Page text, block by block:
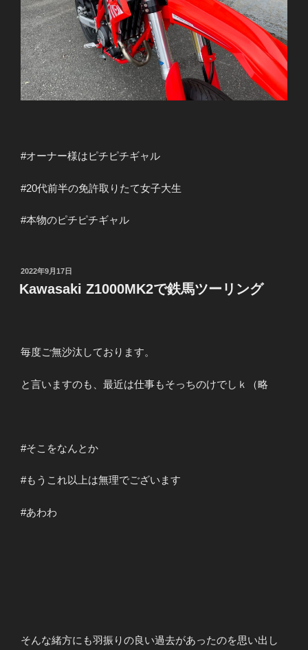
#オーナー様はピチピチギャル
#20代前半の免許取りたて女子大生
#本物のピチピチギャル
投
稿
日:
2022年9月17日
Kawasaki Z1000MK2で鉄馬ツーリング
毎度ご無沙汰しております。
と言いますのも、最近は仕事もそっちのけでしｋ（略
#そこをなんとか
#もうこれ以上は無理でございます
#あわわ
そんな緒方にも羽振りの良い過去があったのを思い出し